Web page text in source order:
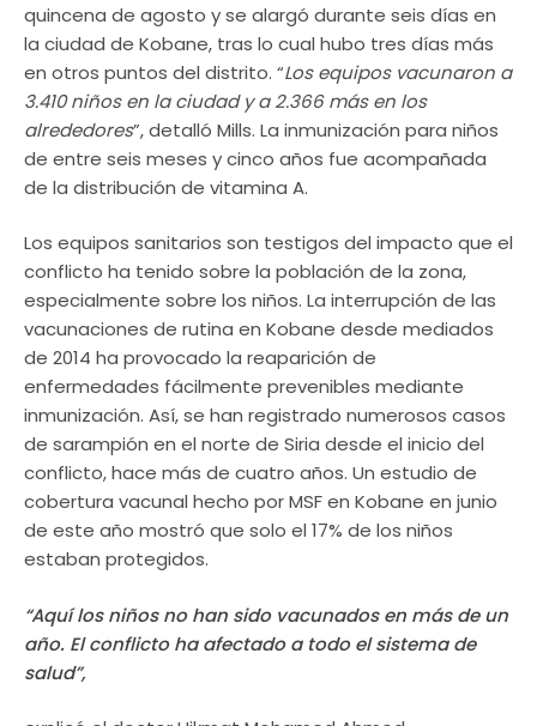
quincena de agosto y se alargó durante seis días en
la ciudad de Kobane, tras lo cual hubo tres días más
en otros puntos del distrito. “Los equipos vacunaron a
3.410 niños en la ciudad y a 2.366 más en los
alrededores”, detalló Mills. La inmunización para niños
de entre seis meses y cinco años fue acompañada
de la distribución de vitamina A.
Los equipos sanitarios son testigos del impacto que el
conflicto ha tenido sobre la población de la zona,
especialmente sobre los niños. La interrupción de las
vacunaciones de rutina en Kobane desde mediados
de 2014 ha provocado la reaparición de
enfermedades fácilmente prevenibles mediante
inmunización. Así, se han registrado numerosos casos
de sarampión en el norte de Siria desde el inicio del
conflicto, hace más de cuatro años. Un estudio de
cobertura vacunal hecho por MSF en Kobane en junio
de este año mostró que solo el 17% de los niños
estaban protegidos.
“Aquí los niños no han sido vacunados en más de un
año. El conflicto ha afectado a todo el sistema de
salud”,